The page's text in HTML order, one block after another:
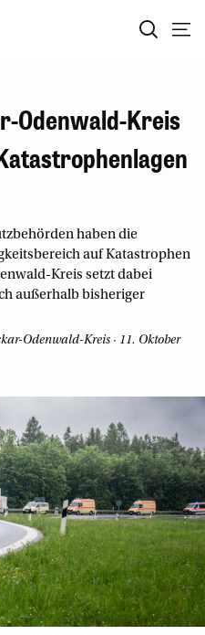
Odenwald-Kreis
haben die
auf Katastrophen
Kreis setzt dabei
außerhalb bisheriger
Odenwald-Kreis · 11. Oktober